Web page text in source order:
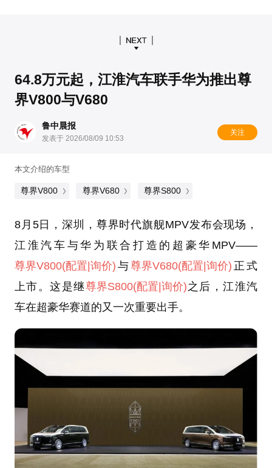
64.8万元起，江淮汽车联手华为推出尊
界V800与V680
鲁中晨报
发表于 2026/08/09 10:53
关注
本文介绍的车型
尊界V800 尊界V680 尊界S800
8月5日，深圳，尊界时代旗舰MPV发布会现场，
江淮汽车与华为联合打造的超豪华MPV——
尊界V800(配置|询价) 与尊界V680(配置|询价) 正式
上市。这是继尊界S800(配置|询价) 之后，江淮汽
车在超豪华赛道的又一次重要出手。